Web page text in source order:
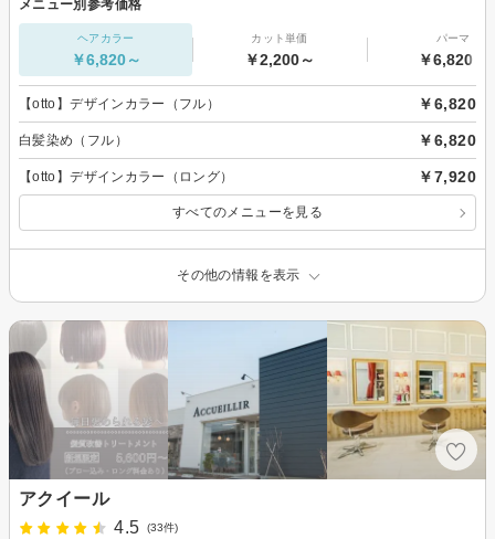
メニュー別参考価格
ヘアカラー
￥6,820～
カット単価
￥2,200～
パーマ
￥6,820～
【otto】デザインカラー（フル） ￥6,820
白髪染め（フル） ￥6,820
【otto】デザインカラー（ロング） ￥7,920
すべてのメニューを見る
その他の情報を表示
アクイール
4.5
(33件)